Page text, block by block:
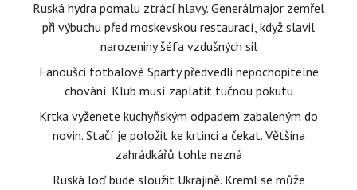
Ruská hydra pomalu ztrácí hlavy. Generálmajor zemřel
při výbuchu před moskevskou restaurací, když slavil
narozeniny šéfa vzdušných sil
Fanoušci fotbalové Sparty předvedli nepochopitelné
chování. Klub musí zaplatit tučnou pokutu
Krtka vyženete kuchyňským odpadem zabaleným do
novin. Stačí je položit ke krtinci a čekat. Většina
zahrádkářů tohle nezná
Ruská loď bude sloužit Ukrajině. Kreml se může